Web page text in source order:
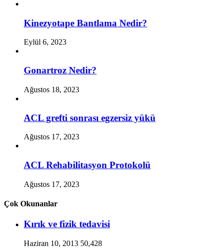
Kinezyotape Bantlama Nedir?
Eylül 6, 2023
Gonartroz Nedir?
Ağustos 18, 2023
ACL grefti sonrası egzersiz yükü
Ağustos 17, 2023
ACL Rehabilitasyon Protokolü
Ağustos 17, 2023
Çok Okunanlar
Kırık ve fizik tedavisi
Haziran 10, 2013 50,428